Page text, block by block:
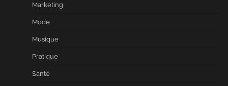
Marketing
Mode
Musique
Pratique
Santé